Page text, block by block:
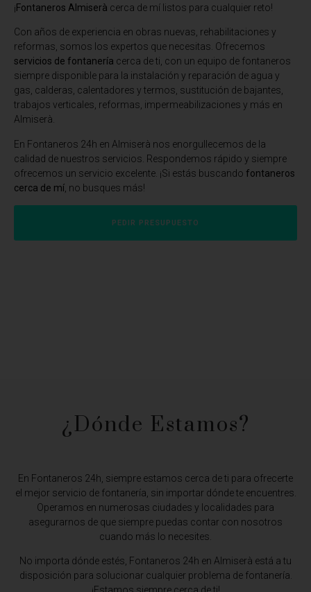
¡Fontaneros Almiserà cerca de mí listos para cualquier reto!
Con años de experiencia en obras nuevas, rehabilitaciones y
reformas, somos los expertos que necesitas. Ofrecemos
servicios de fontanería cerca de ti, con un equipo de fontaneros
siempre disponible para la instalación y reparación de agua y
gas, calderas, calentadores y termos, sustitución de bajantes,
trabajos verticales, reformas, impermeabilizaciones y más en
Almiserà.
En Fontaneros 24h en Almiserà nos enorgullecemos de la
calidad de nuestros servicios. Respondemos rápido y siempre
ofrecemos un servicio excelente. ¡Si estás buscando fontaneros
cerca de mí , no busques más!
PEDIR PRESUPUESTO
¿Dónde Estamos?​
En Fontaneros 24h, siempre estamos cerca de ti para ofrecerte
el mejor servicio de fontanería, sin importar dónde te encuentres.
Operamos en numerosas ciudades y localidades para
asegurarnos de que siempre puedas contar con nosotros
cuando más lo necesites.
No importa dónde estés, Fontaneros 24h en Almiserà está a tu
disposición para solucionar cualquier problema de fontanería.